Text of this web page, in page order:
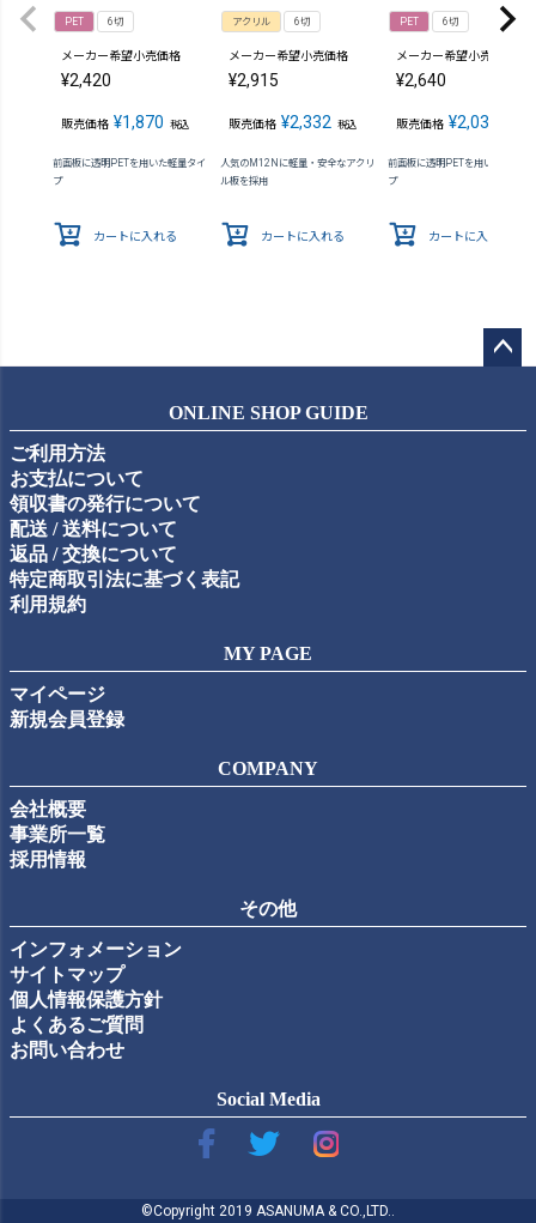
PET 6切
メーカー希望小売価格
¥2,420
販売価格 ¥1,870 税込
前面板に透明PETを用いた軽量タイ
プ
カートに入れる
アクリル 6切
メーカー希望小売価格
¥2,915
販売価格 ¥2,332 税込
人気のM12Nに軽量・安全なアクリ
ル板を採用
カートに入れる
PET 6切
メーカー希望小売価格
¥2,640
販売価格 ¥2,035
前面板に透明PETを用いた軽量タ
プ
カートに入れる
ップ
ONLINE SHOP GUIDE
ご利用方法
お支払について
領収書の発行について
配送 / 送料について
返品 / 交換について
特定商取引法に基づく表記
利用規約
MY PAGE
マイページ
新規会員登録
COMPANY
会社概要
事業所一覧
採用情報
その他
インフォメーション
サイトマップ
個人情報保護方針
よくあるご質問
お問い合わせ
Social Media
©Copyright 2019 ASANUMA & CO.,LTD..